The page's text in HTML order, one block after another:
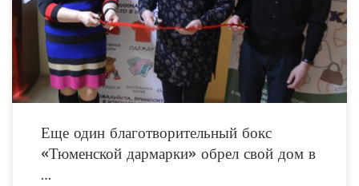
седьмой по счёту, специализированный бокс для сбора вещевых пожертвований
появился в тюменском
Еще один благотворительный бокс
«Тюменской дармарки» обрел свой дом в
…